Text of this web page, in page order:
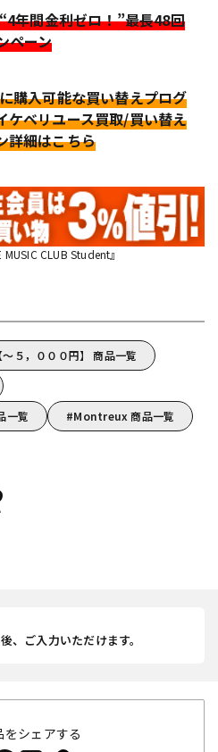
年間金利ゼロ！”最長48回
ペーン
購入可能な買い替えプログ
ケベリユース買取/買い替え
詳細はこちら
CLUB Student』
５，０００円】 商品一覧
一覧
Montreux 商品一覧
、ご入力いただけます。
をシェアする